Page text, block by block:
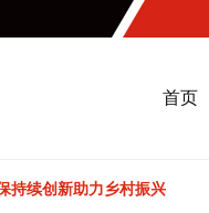
首页
持续创新助力乡村振兴